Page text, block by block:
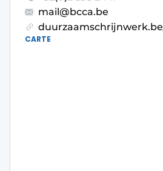
mail@bcca.be
CARTE